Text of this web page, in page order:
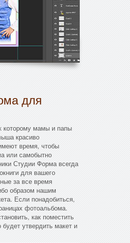
для
которому мамы и папы
красиво
время, чтобы
или самобытно
Студии Форма всегда
для вашего
за все время
образом нашим
Если понадобиться,
фотоальбома.
как поместить
утвердить макет и